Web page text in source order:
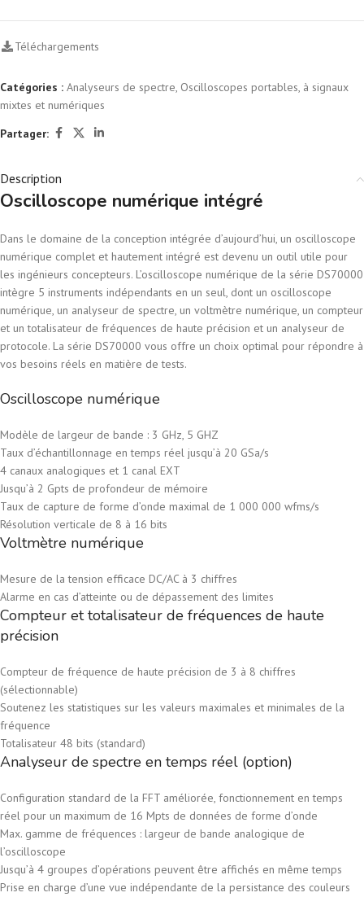
Téléchargements
Catégories : Analyseurs de spectre, Oscilloscopes portables, à signaux
mixtes et numériques
Partager:
Description
Oscilloscope numérique intégré
Dans le domaine de la conception intégrée d’aujourd’hui, un oscilloscope
numérique complet et hautement intégré est devenu un outil utile pour
les ingénieurs concepteurs. L’oscilloscope numérique de la série DS70000
intègre 5 instruments indépendants en un seul, dont un oscilloscope
numérique, un analyseur de spectre, un voltmètre numérique, un compteur
et un totalisateur de fréquences de haute précision et un analyseur de
protocole. La série DS70000 vous offre un choix optimal pour répondre à
vos besoins réels en matière de tests.
Oscilloscope numérique
Modèle de largeur de bande : 3 GHz, 5 GHZ
Taux d’échantillonnage en temps réel jusqu’à 20 GSa/s
4 canaux analogiques et 1 canal EXT
Jusqu’à 2 Gpts de profondeur de mémoire
Taux de capture de forme d’onde maximal de 1 000 000 wfms/s
Résolution verticale de 8 à 16 bits
Voltmètre numérique
Mesure de la tension efficace DC/AC à 3 chiffres
Alarme en cas d’atteinte ou de dépassement des limites
Compteur et totalisateur de fréquences de haute
précision
Compteur de fréquence de haute précision de 3 à 8 chiffres
(sélectionnable)
Soutenez les statistiques sur les valeurs maximales et minimales de la
fréquence
Totalisateur 48 bits (standard)
Analyseur de spectre en temps réel (option)
Configuration standard de la FFT améliorée, fonctionnement en temps
réel pour un maximum de 16 Mpts de données de forme d’onde
Max. gamme de fréquences : largeur de bande analogique de
l’oscilloscope
Jusqu’à 4 groupes d’opérations peuvent être affichés en même temps
Prise en charge d’une vue indépendante de la persistance des couleurs